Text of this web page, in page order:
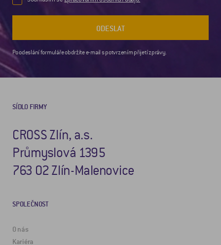
ODESLAT
Po odeslání formuláře obdržíte e-mail s potvrzením přijetí zprávy.
SÍDLO FIRMY
CROSS Zlín, a.s.
Průmyslová 1395
763 02 Zlín-Malenovice
SPOLEČNOST
O nás
Kariéra